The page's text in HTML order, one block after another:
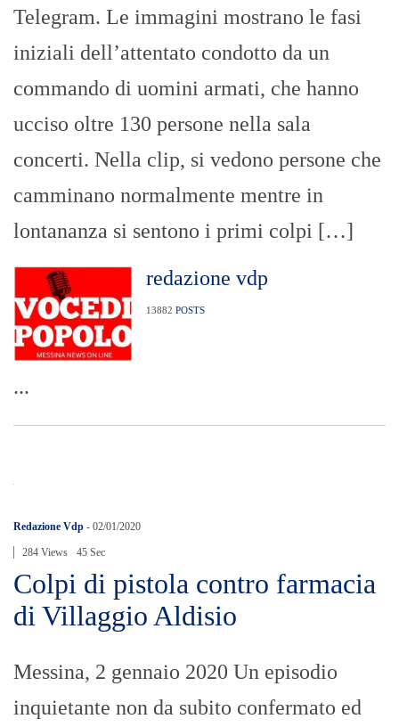
Telegram. Le immagini mostrano le fasi
iniziali dell’attentato condotto da un
commando di uomini armati, che hanno
ucciso oltre 130 persone nella sala
concerti. Nella clip, si vedono persone che
camminano normalmente mentre in
lontananza si sentono i primi colpi […]
redazione vdp
13882 POSTS
...
Redazione Vdp - 02/01/2020
284 Views 45 Sec
Colpi di pistola contro farmacia
di Villaggio Aldisio
Messina, 2 gennaio 2020 Un episodio
inquietante non da subito confermato ed